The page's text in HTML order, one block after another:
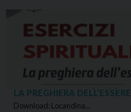
LA PREGHIERA DELL’ESSERE
Download: Locandina…